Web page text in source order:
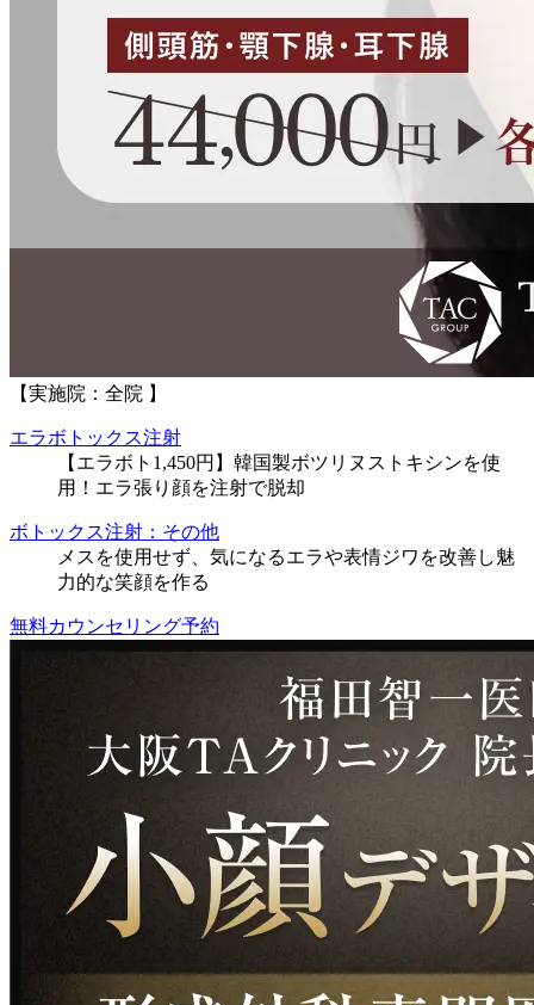
【実施院：全院 】
エラボトックス注射
【エラボト1,450円】韓国製ボツリヌストキシンを使
用！エラ張り顔を注射で脱却
ボトックス注射：その他
メスを使用せず、気になるエラや表情ジワを改善し魅
力的な笑顔を作る
無料カウンセリング予約